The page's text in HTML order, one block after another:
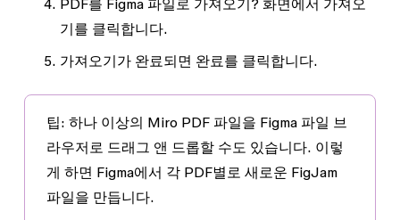
PDF를 Figma 파일로 가져오기? 화면에서 가져오
기를 클릭합니다.
가져오기가 완료되면 완료를 클릭합니다.
팁: 하나 이상의 Miro PDF 파일을 Figma 파일 브
라우저로 드래그 앤 드롭할 수도 있습니다. 이렇
게 하면 Figma에서 각 PDF별로 새로운 FigJam
파일을 만듭니다.